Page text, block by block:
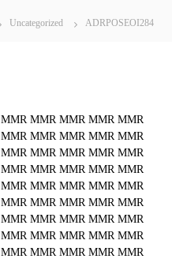
Uncategorized ADRPOSEOI284
MMR MMR MMR MMR MMR
MMR MMR MMR MMR MMR
MMR MMR MMR MMR MMR
MMR MMR MMR MMR MMR
MMR MMR MMR MMR MMR
MMR MMR MMR MMR MMR
MMR MMR MMR MMR MMR
MMR MMR MMR MMR MMR
MMR MMR MMR MMR MMR